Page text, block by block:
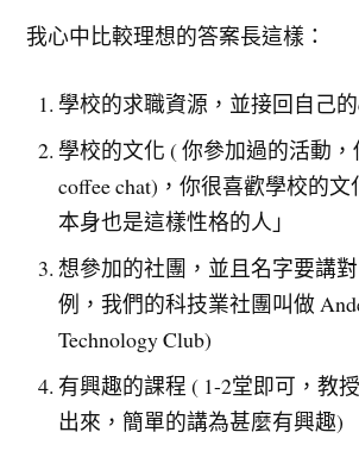
我心中比較理想的答案長這樣：
學校的求職資源，並接回自己的
學校的文化 ( 你參加過的活動
coffee chat)，你很喜歡學校的
本身也是這樣性格的人」
想參加的社團，並且名字要講
例，我們的科技業社團叫做
Technology Club)
有興趣的課程 ( 1-2堂即可，教
出來，簡單的講為甚麼有興趣)